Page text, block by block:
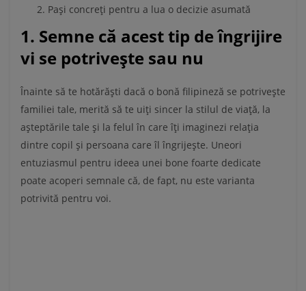
Pași concreți pentru a lua o decizie asumată
1. Semne că acest tip de îngrijire
vi se potrivește sau nu
Înainte să te hotărăști dacă o bonă filipineză se potrivește
familiei tale, merită să te uiți sincer la stilul de viață, la
așteptările tale și la felul în care îți imaginezi relația
dintre copil și persoana care îl îngrijește. Uneori
entuziasmul pentru ideea unei bone foarte dedicate
poate acoperi semnale că, de fapt, nu este varianta
potrivită pentru voi.